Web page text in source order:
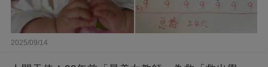
2025/09/14